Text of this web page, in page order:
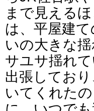
まで見える
は、平屋建
いの大きな
サユサ揺れ
出張してお
いてくれた